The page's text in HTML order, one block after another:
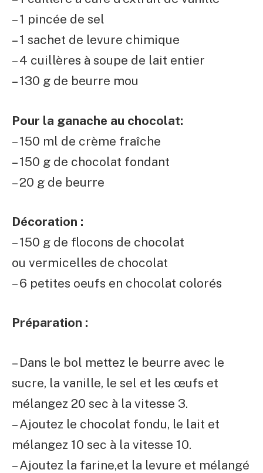
– 1 pincée de sel
– 1 sachet de levure chimique
– 4 cuillères à soupe de lait entier
– 130 g de beurre mou
Pour la ganache au chocolat:
– 150 ml de crème fraîche
– 150 g de chocolat fondant
– 20 g de beurre
Décoration :
– 150 g de flocons de chocolat
ou vermicelles de chocolat
– 6 petites oeufs en chocolat colorés
Préparation :
– Dans le bol mettez le beurre avec le
sucre, la vanille, le sel et les œufs et
mélangez 20 sec à la vitesse 3.
– Ajoutez le chocolat fondu, le lait et
mélangez 10 sec à la vitesse 10.
– Ajoutez la farine,et la levure et mélangé